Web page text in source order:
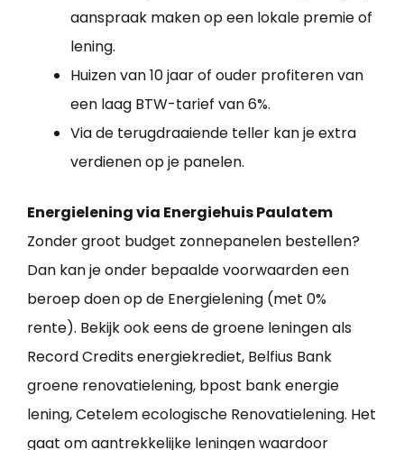
aanspraak maken op een lokale premie of
lening.
Huizen van 10 jaar of ouder profiteren van
een laag BTW-tarief van 6%.
Via de terugdraaiende teller kan je extra
verdienen op je panelen.
Energielening via Energiehuis Paulatem
Zonder groot budget zonnepanelen bestellen?
Dan kan je onder bepaalde voorwaarden een
beroep doen op de Energielening (met 0%
rente). Bekijk ook eens de groene leningen als
Record Credits energiekrediet, Belfius Bank
groene renovatielening, bpost bank energie
lening, Cetelem ecologische Renovatielening. Het
gaat om aantrekkelijke leningen waardoor